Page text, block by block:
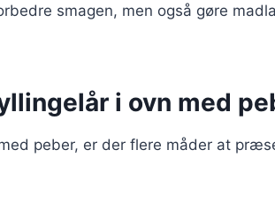
smagen, men også gøre
i ovn med
peber, er der flere måder at